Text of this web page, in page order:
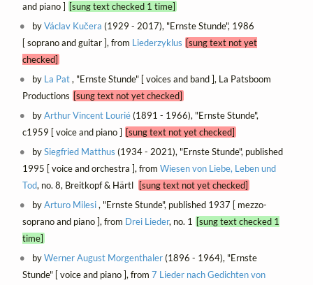
and piano ] [sung text checked 1 time]
byVáclav Kučera (1929 - 2017), "Ernste Stunde", 1986
[ soprano and guitar ], from Liederzyklus [sung text not yet
checked]
by La Pat, "Ernste Stunde" [ voices and band ], La Patsboom
Productions [sung text not yet checked]
byArthur Vincent Lourié(1891 - 1966), "Ernste Stunde",
c1959 [ voice and piano ] [sung text not yet checked]
bySiegfried Matthus (1934 - 2021), "Ernste Stunde", published
1995 [ voice and orchestra ], from Wiesen von Liebe, Leben und
Tod, no. 8, Breitkopf & Härtl
[sung text not yet checked]
byArturo Milesi, "Ernste Stunde", published 1937 [ mezzo-
soprano and piano ], from Drei Lieder, no. 1 [sung text checked 1
time]
byWerner August Morgenthaler(1896 - 1964), "Ernste
Stunde" [ voice and piano ], from 7 Lieder nach Gedichten von